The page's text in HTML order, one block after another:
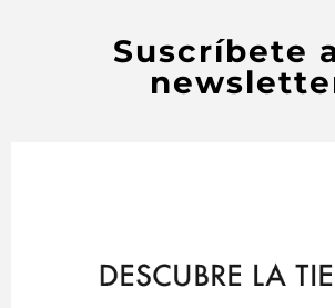
Suscríbete